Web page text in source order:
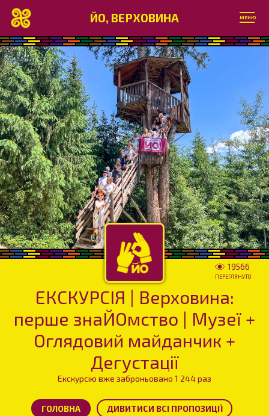
ЙО, ВЕРХОВИНА МЕНЮ
ЕКСКУРСІЯ | Верховина:
перше знаЙОмство | Музеї +
Оглядовий майданчик +
Дегустації
Екскурсію вже заброньовано 1 244 раз
19566
ПЕРЕГЛЯНУТО
ГОЛОВНА ДИВИТИСИ ВСІ ПРОПОЗИЦІЇ